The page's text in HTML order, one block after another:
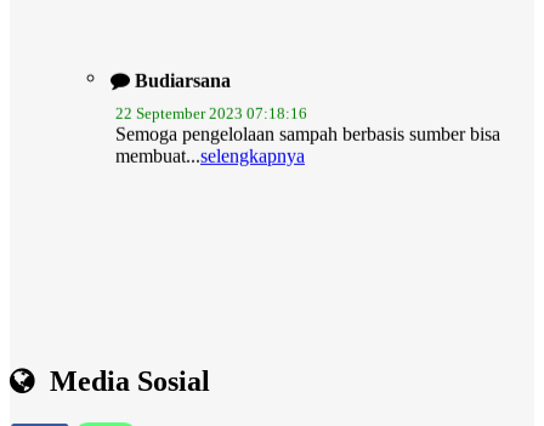
22 September 2023 07:18:16
Semoga pengelolaan sampah berbasis sumber bisa
membuat...selengkapnya
Media Sosial